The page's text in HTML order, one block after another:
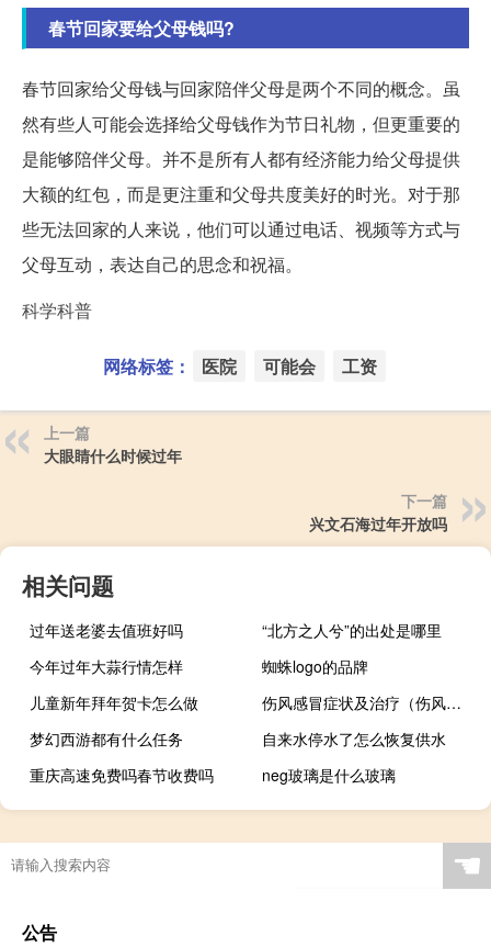
春节回家要给父母钱吗?
春节回家给父母钱与回家陪伴父母是两个不同的概念。虽
然有些人可能会选择给父母钱作为节日礼物，但更重要的
是能够陪伴父母。并不是所有人都有经济能力给父母提供
大额的红包，而是更注重和父母共度美好的时光。对于那
些无法回家的人来说，他们可以通过电话、视频等方式与
父母互动，表达自己的思念和祝福。
科学科普
网络标签： 医院 可能会 工资
上一篇
大眼睛什么时候过年
下一篇
兴文石海过年开放吗
相关问题
过年送老婆去值班好吗
“北方之人兮”的出处是哪里
今年过年大蒜行情怎样
蜘蛛logo的品牌
儿童新年拜年贺卡怎么做
伤风感冒症状及治疗（伤风感冒症状）
梦幻西游都有什么任务
自来水停水了怎么恢复供水
重庆高速免费吗春节收费吗
neg玻璃是什么玻璃
☚
公告